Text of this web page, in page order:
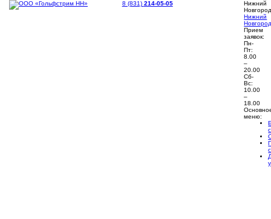
8 (831) 214-05-05
Нижний
Нижний
Прием
заявок:
Пн-
Пт:
8.00
–
20.00
Сб-
Вс:
10.00
–
18.00
меню: